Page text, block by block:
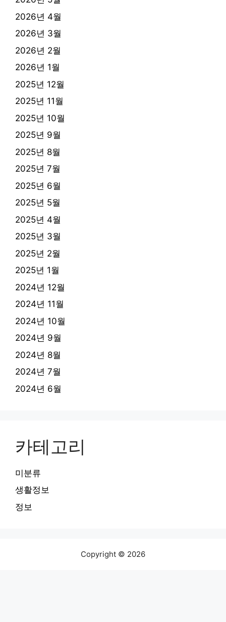
2026년 4월
2026년 3월
2026년 2월
2026년 1월
2025년 12월
2025년 11월
2025년 10월
2025년 9월
2025년 8월
2025년 7월
2025년 6월
2025년 5월
2025년 4월
2025년 3월
2025년 2월
2025년 1월
2024년 12월
2024년 11월
2024년 10월
2024년 9월
2024년 8월
2024년 7월
2024년 6월
카테고리
미분류
생활정보
정보
Copyright © 2026